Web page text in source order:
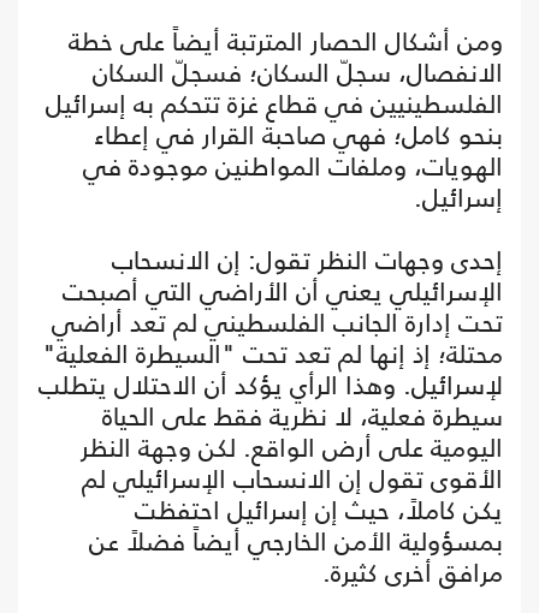
ومن أشكال الحصار المترتبة أيضاً على خطة
الانفصال، سجلّ السكان؛ فسجلّ السكان
الفلسطينيين في قطاع غزة تتحكم به إسرائيل
بنحو كامل؛ فهي صاحبة القرار في إعطاء
الهويات، وملفات المواطنين موجودة في
إسرائيل.
إحدى وجهات النظر تقول: إن الانسحاب
الإسرائيلي يعني أن الأراضي التي أصبحت
تحت إدارة الجانب الفلسطيني لم تعد أراضي
محتلة؛ إذ إنها لم تعد تحت "السيطرة الفعلية"
لإسرائيل. وهذا الرأي يؤكد أن الاحتلال يتطلب
سيطرة فعلية، لا نظرية فقط على الحياة
اليومية على أرض الواقع. لكن وجهة النظر
الأقوى تقول إن الانسحاب الإسرائيلي لم
يكن كاملاً، حيث إن إسرائيل احتفظت
بمسؤولية الأمن الخارجي أيضاً فضلاً عن
مرافق أخرى كثيرة.